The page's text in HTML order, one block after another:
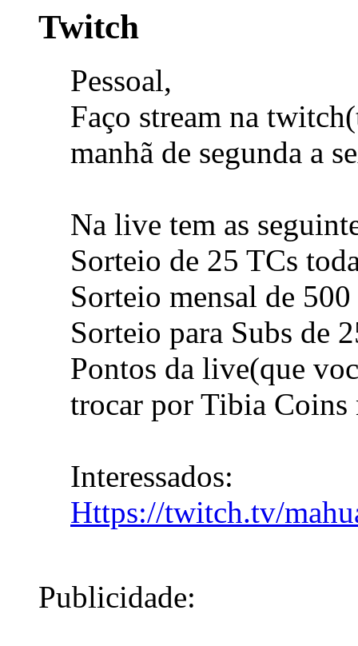
Twitch
Pessoal,
Faço stream na
manhã de segunda a
Na live tem as
Sorteio de 25 TCs
Sorteio mensal de
Sorteio para Subs de
Pontos da live(que
trocar por Tibia Coins
Interessados:
Https://twitch.tv/
Publicidade: